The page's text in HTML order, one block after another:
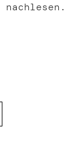
nachlesen.